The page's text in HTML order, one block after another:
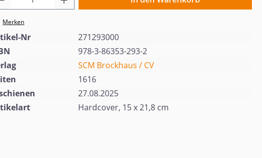
Merken
Nr
271293000
978-3-86353-293-2
SCM Brockhaus / CV
1616
27.08.2025
Hardcover, 15 x 21,8 cm